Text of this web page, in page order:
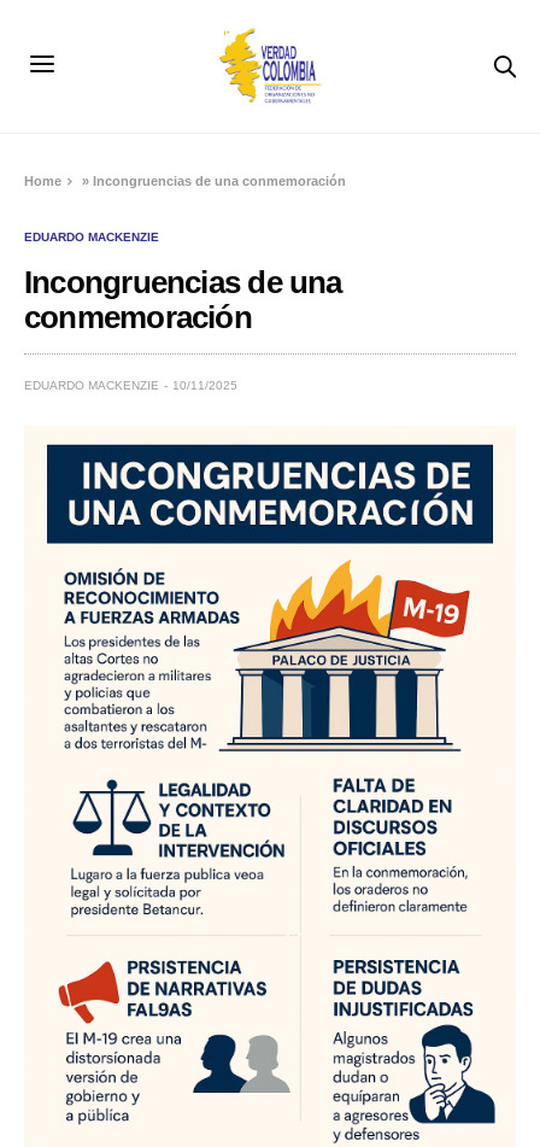
Home »Incongruencias de una conmemoración
EDUARDO MACKENZIE
Incongruencias de una
conmemoración
EDUARDO MACKENZIE 10/11/2025